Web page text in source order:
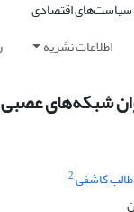
اطلاعات نشریه
شبکه‌های
کاشفی2